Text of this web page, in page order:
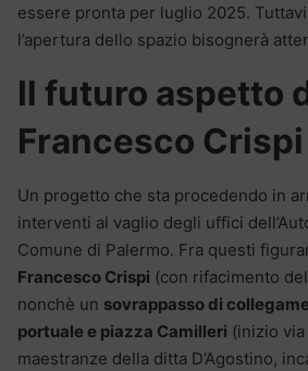
essere pronta per luglio 2025.
l’apertura dello spazio bisognerà
Il futuro aspetto
Francesco Crispi
Un progetto che sta procedendo in
interventi al vaglio degli uffici
Comune di Palermo. Fra questi
Francesco Crispi (con rifacimento
nonchè un sovrappasso di
portuale e piazza Camilleri (inizio
maestranze della ditta D’Agostino,